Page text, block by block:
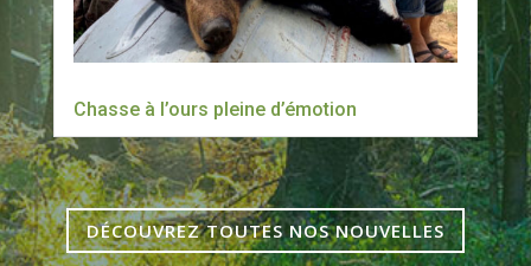
Chasse à l’ours pleine d’émotion
DÉCOUVREZ TOUTES NOS NOUVELLES